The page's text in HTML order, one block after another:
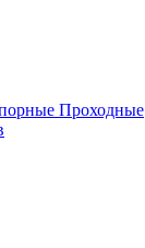
Проходные